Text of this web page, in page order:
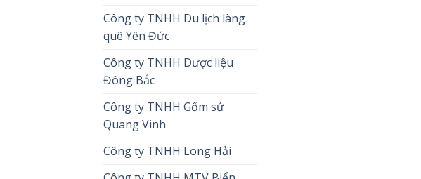
Công ty TNHH Du lịch làng
quê Yên Đức
Công ty TNHH Dược liệu
Đông Bắc
Công ty TNHH Gốm sứ
Quang Vinh
Công ty TNHH Long Hải